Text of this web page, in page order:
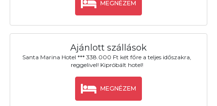
MEGNÉZEM
Ajánlott szállások
Santa Marina Hotel *** 338.000 Ft két főre a teljes időszakra,
reggelivel! Kipróbált hotel!
MEGNÉZEM